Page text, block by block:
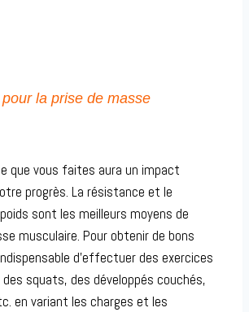
la prise de masse
que vous faites aura un impact
progrès. La résistance et le
sont les meilleurs moyens de
musculaire. Pour obtenir de bons
d’effectuer des exercices
squats, des développés couchés,
en variant les charges et les